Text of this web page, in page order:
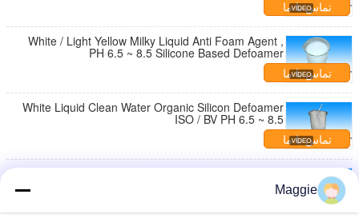
تماس با ما
White / Light Yellow Milky Liquid Anti Foam Agent ,
PH 6.5 ~ 8.5 Silicone Based Defoamer
تماس با ما
White Liquid Clean Water Organic Silicon Defoamer
ISO / BV PH 6.5 ~ 8.5
تماس با ما
BV PH 6.5 ~ 8.5 For Clean Water
تماس با ما
Maggie